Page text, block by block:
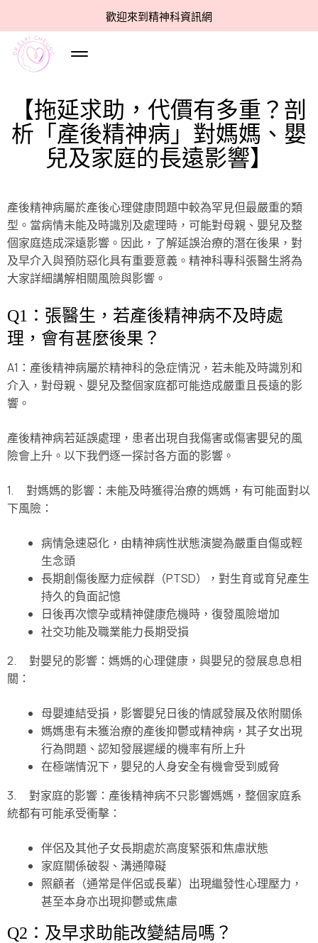
歡迎來到精神科資訊網
【拖延求助，代價有多重？剖
析「產後精神病」對媽媽、嬰
兒及家庭的長遠影響】
產後精神病屬於產後心理健康問題中較為罕見但最嚴重的類
型。當病情未能及時識別及處理時，可能對母親、嬰兒及整
個家庭造成深遠影響。因此，了解延誤治療的潛在後果，對
及早介入與預防惡化具有重要意義。精神科專科張醫生將為
大家詳細講解相關風險與影響。
Q1：張醫生，若產後精神病不及時處
理，會有甚麼後果？
A1：產後精神病屬於精神科的急症情況，若未能及時識別和
介入，對母親、嬰兒及整個家庭都可能造成嚴重且長遠的影
響。
產後精神病若延誤處理，患者出現自我傷害或傷害嬰兒的風
險會上升。以下我們逐一探討各方面的影響。
1. 對媽媽的影響：未能及時獲得治療的媽媽，有可能面對以
下風險：
病情急速惡化，由精神病性狀態演變為嚴重自傷或輕
生念頭
長期創傷後壓力症候群（PTSD），對生育或育兒產生
持久的負面記憶
日後再次懷孕或精神健康危機時，復發風險增加
社交功能及職業能力長期受損
2. 對嬰兒的影響：媽媽的心理健康，與嬰兒的發展息息相
關：
母嬰連結受損，影響嬰兒日後的情感發展及依附關係
媽媽患有未獲治療的產後抑鬱或精神病，其子女出現
行為問題、認知發展遲緩的機率有所上升
在極端情況下，嬰兒的人身安全有機會受到威脅
3. 對家庭的影響：產後精神病不只影響媽媽，整個家庭系
統都有可能承受衝擊：
伴侶及其他子女長期處於高度緊張和焦慮狀態
家庭關係破裂、溝通障礙
照顧者（通常是伴侶或長輩）出現繼發性心理壓力，
甚至本身亦出現抑鬱或焦慮
Q2：及早求助能改變結局嗎？